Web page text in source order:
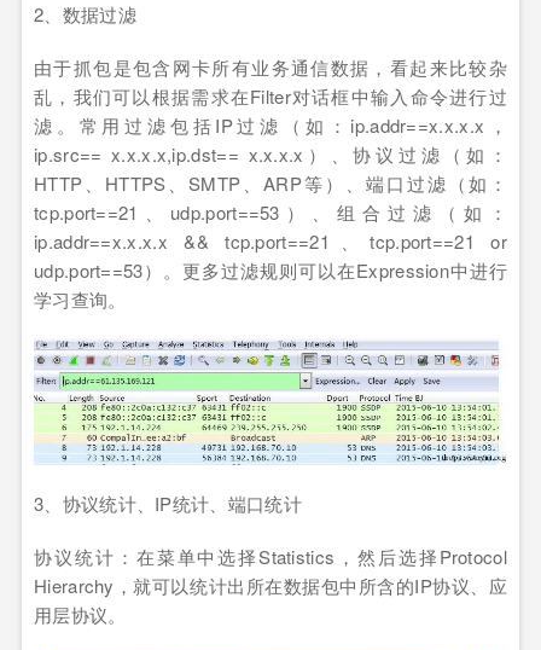
2、数据过滤
由于抓包是包含网卡所有业务通信数据，看起来比较杂
乱，我们可以根据需求在Filter对话框中输入命令进行过
滤。常用过滤包括IP过滤（如：ip.addr==x.x.x.x，
ip.src== x.x.x.x,ip.dst== x.x.x.x）、协议过滤（如：
HTTP、HTTPS、SMTP、ARP等）、端口过滤（如：
tcp.port==21、udp.port==53）、组合过滤（如：
ip.addr==x.x.x.x && tcp.port==21、tcp.port==21 or
udp.port==53）。更多过滤规则可以在Expression中进行
学习查询。
3、协议统计、IP统计、端口统计
协议统计：在菜单中选择Statistics，然后选择Protocol
Hierarchy，就可以统计出所在数据包中所含的IP协议、应
用层协议。